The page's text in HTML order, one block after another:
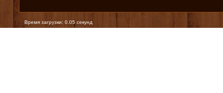
Время загрузки: 0.05 секунд